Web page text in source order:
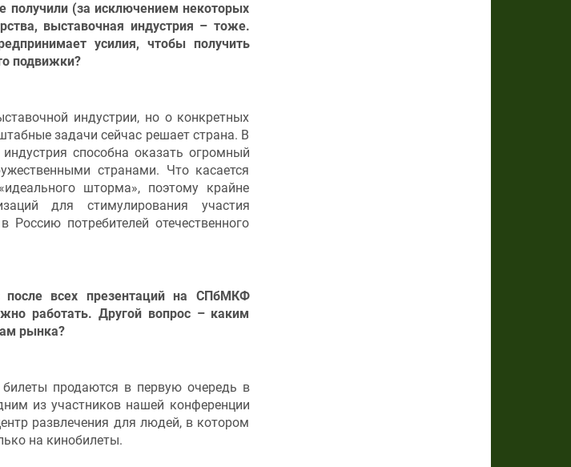
получили (за исключением некоторых
выставочная индустрия – тоже.
усилия, чтобы получить
подвижки?
индустрии, но о конкретных
задачи сейчас решает страна. В
способна оказать огромный
странами. Что касается
шторма», поэтому крайне
для стимулирования участия
потребителей отечественного
после всех презентаций на СПбМКФ
работать. Другой вопрос – каким
рынка?
продаются в первую очередь в
из участников нашей конференции
развлечения для людей, в котором
на кинобилеты.